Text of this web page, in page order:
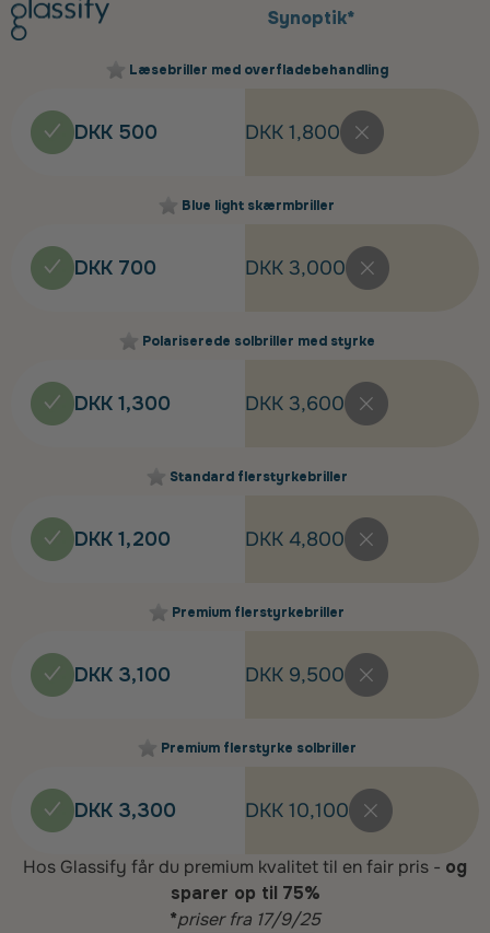
Synoptik*
Læsebriller med overfladebehandling
DKK 500 DKK 1,800
Blue light skærmbriller
DKK 700 DKK 3,000
Polariserede solbriller med styrke
DKK 1,300 DKK 3,600
Standard flerstyrkebriller
DKK 1,200 DKK 4,800
Premium flerstyrkebriller
DKK 3,100 DKK 9,500
Premium flerstyrke solbriller
DKK 3,300 DKK 10,100
Hos Glassify får du premium kvalitet til en fair pris - og
sparer op til 75%
*priser fra 17/9/25